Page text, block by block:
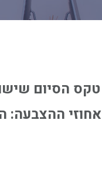
אחוזי ההצבעה: